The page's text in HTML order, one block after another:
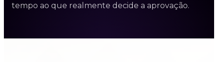
tempo ao que realmente decide a aprovação.